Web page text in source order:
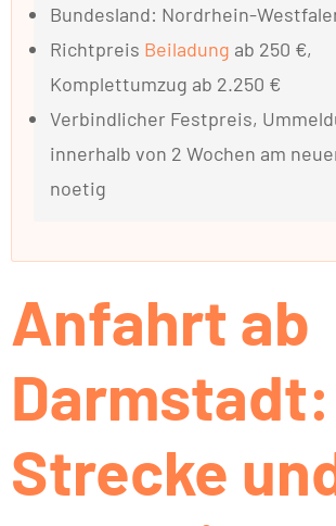
Bundesland: Nordrhein-
Richtpreis Beiladung ab 250 €,
Komplettumzug ab 2.250 €
Verbindlicher Festpreis,
innerhalb von 2 Wochen am
noetig
Anfahrt ab
Darmstadt:
Strecke